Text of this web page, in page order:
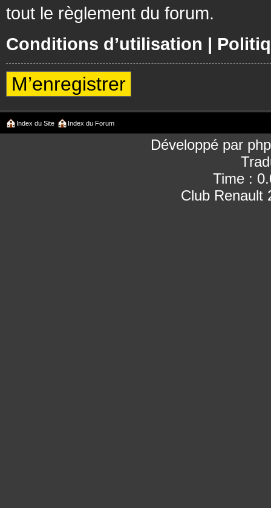
tout le règlement du forum.
Conditions d’utilisation |
M’enregistrer
Index du Site Index du Forum
Développé par
Time :
Club Renault